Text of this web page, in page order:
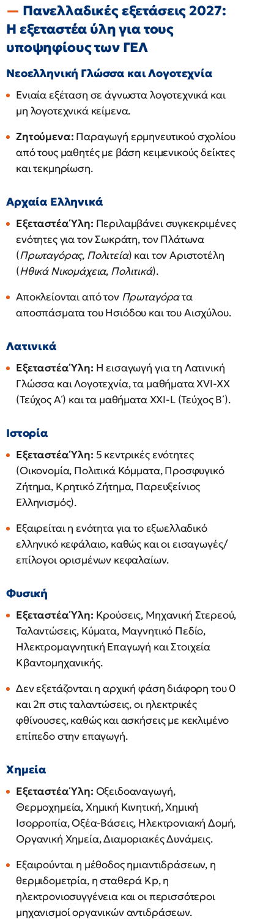
Πανελλαδικές εξετάσεις 2027:
Η εξεταστέα ύλη για τους
υποψηφίους των ΓΕΛ
Νεοελληνική Γλώσσα και Λογοτεχνία
Ενιαία εξέταση σε άγνωστα λογοτεχνικά και
μη λογοτεχνικά κείμενα.
Ζητούμενα: Παραγωγή ερμηνευτικού σχολίου
από τους μαθητές με βάση κειμενικούς δείκτες
και τεκμηρίωση.
Αρχαία Ελληνικά
Εξεταστέα Ύλη: Περιλαμβάνει συγκεκριμένες
ενότητες για τον Σωκράτη, τον Πλάτωνα
(Πρωταγόρας, Πολιτεία) και τον Αριστοτέλη
(Ηθικά Νικομάχεια, Πολιτικά).
Αποκλείονται από τον Πρωταγόρατα
αποσπάσματα του Ησιόδου και του Αισχύλου.
Λατινικά
Εξεταστέα Ύλη: Η εισαγωγή για τη Λατινική
Γλώσσα και Λογοτεχνία, τα μαθήματα XVI-XX
(Τεύχος Α΄) και τα μαθήματα XXI-L (Τεύχος Β΄).
Ιστορία
Εξεταστέα Ύλη: 5 κεντρικές ενότητες
(Οικονομία, Πολιτικά Κόμματα, Προσφυγικό
Ζήτημα, Κρητικό Ζήτημα, Παρευξείνιος
Ελληνισμός).
Εξαιρείται η ενότητα για το εξωελλαδικό
ελληνικό κεφάλαιο, καθώς και οι εισαγωγές/
επίλογοι ορισμένων κεφαλαίων.
Φυσική
Εξεταστέα Ύλη: Κρούσεις, Μηχανική Στερεού,
Ταλαντώσεις, Κύματα, Μαγνητικό Πεδίο,
Ηλεκτρομαγνητική Επαγωγή και Στοιχεία
Κβαντομηχανικής.
Δεν εξετάζονται η αρχική φάση διάφορη του 0
και 2π​ στις ταλαντώσεις, οι ηλεκτρικές
φθίνουσες, καθώς και ασκήσεις με κεκλιμένο
επίπεδο στην επαγωγή.
Χημεία
Εξεταστέα Ύλη: Οξειδοαναγωγή,
Θερμοχημεία, Χημική Κινητική, Χημική
Ισορροπία, Οξέα-Βάσεις, Ηλεκτρονιακή Δομή,
Οργανική Χημεία, Διαμοριακές Δυνάμεις.
Εξαιρούνται η μέθοδος ημιαντιδράσεων, η
θερμιδομετρία, η σταθερά Kp​, η
ηλεκτρονιοσυγγένεια και οι περισσότεροι
μηχανισμοί οργανικών αντιδράσεων.